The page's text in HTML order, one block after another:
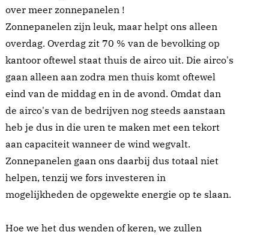
over meer zonnepanelen !
Zonnepanelen zijn leuk, maar helpt ons alleen
overdag. Overdag zit 70 % van de bevolking op
kantoor oftewel staat thuis de airco uit. Die airco's
gaan alleen aan zodra men thuis komt oftewel
eind van de middag en in de avond. Omdat dan
de airco's van de bedrijven nog steeds aanstaan
heb je dus in die uren te maken met een tekort
aan capaciteit wanneer de wind wegvalt.
Zonnepanelen gaan ons daarbij dus totaal niet
helpen, tenzij we fors investeren in
mogelijkheden de opgewekte energie op te slaan.
Hoe we het dus wenden of keren, we zullen